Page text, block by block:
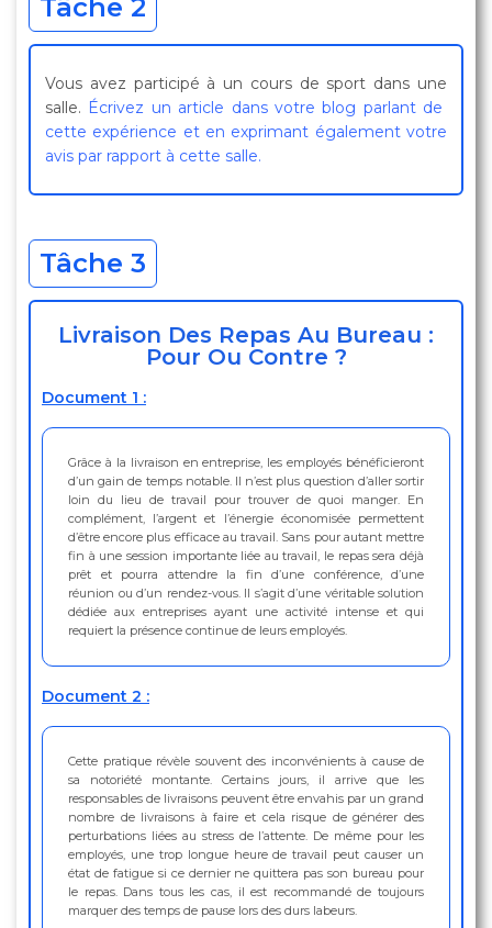
Tâche 2
Vous avez participé à un cours de sport dans une
salle. Écrivez un article dans votre blog parlant de
cette expérience et en exprimant également votre
avis par rapport à cette salle.
Tâche 3
Livraison Des Repas Au Bureau :
Pour Ou Contre ?
Document 1 :
Grâce à la livraison en entreprise, les employés bénéficieront
d’un gain de temps notable. Il n’est plus question d’aller sortir
loin du lieu de travail pour trouver de quoi manger. En
complément, l’argent et l’énergie économisée permettent
d’être encore plus efficace au travail. Sans pour autant mettre
fin à une session importante liée au travail, le repas sera déjà
prêt et pourra attendre la fin d’une conférence, d’une
réunion ou d’un rendez-vous. Il s’agit d’une véritable solution
dédiée aux entreprises ayant une activité intense et qui
requiert la présence continue de leurs employés.
Document 2 :
Cette pratique révèle souvent des inconvénients à cause de
sa notoriété montante. Certains jours, il arrive que les
responsables de livraisons peuvent être envahis par un grand
nombre de livraisons à faire et cela risque de générer des
perturbations liées au stress de l’attente. De même pour les
employés, une trop longue heure de travail peut causer un
état de fatigue si ce dernier ne quittera pas son bureau pour
le repas. Dans tous les cas, il est recommandé de toujours
marquer des temps de pause lors des durs labeurs.